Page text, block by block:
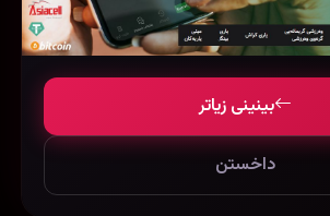
بینینی زیاتر
داخستن